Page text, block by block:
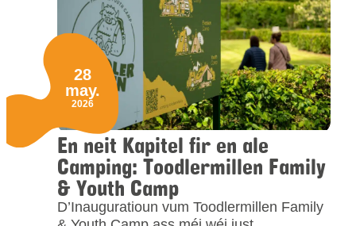
En neit Kapitel fir en ale
Camping: Toodlermillen Family
& Youth Camp
D’Inauguratioun vum Toodlermillen Family
28
may.
2026